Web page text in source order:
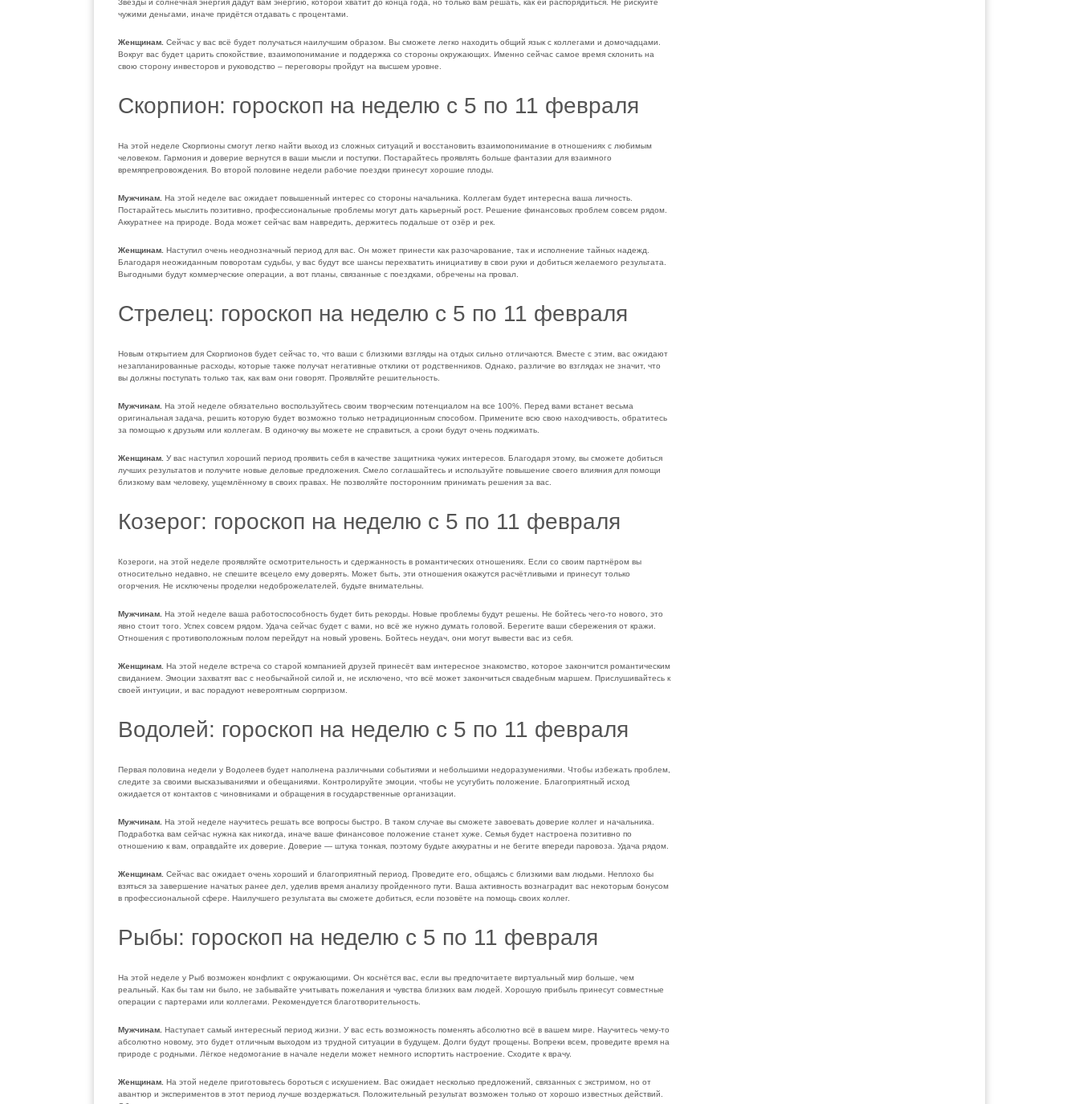
Звёзды и солнечная энергия дадут вам энергию, которой хватит до конца года, но только вам решать, как ей распорядиться. Не рискуйте
чужими деньгами, иначе придётся отдавать с процентами.
Женщинам. Сейчас у вас всё будет получаться наилучшим образом. Вы сможете легко находить общий язык с коллегами и домочадцами.
Вокруг вас будет царить спокойствие, взаимопонимание и поддержка со стороны окружающих. Именно сейчас самое время склонить на
свою сторону инвесторов и руководство – переговоры пройдут на высшем уровне.
Скорпион: гороскоп на неделю с 5 по 11 февраля
На этой неделе Скорпионы смогут легко найти выход из сложных ситуаций и восстановить взаимопонимание в отношениях с любимым
человеком. Гармония и доверие вернутся в ваши мысли и поступки. Постарайтесь проявлять больше фантазии для взаимного
времяпрепровождения. Во второй половине недели рабочие поездки принесут хорошие плоды.
Мужчинам. На этой неделе вас ожидает повышенный интерес со стороны начальника. Коллегам будет интересна ваша личность.
Постарайтесь мыслить позитивно, профессиональные проблемы могут дать карьерный рост. Решение финансовых проблем совсем рядом.
Аккуратнее на природе. Вода может сейчас вам навредить, держитесь подальше от озёр и рек.
Женщинам. Наступил очень неоднозначный период для вас. Он может принести как разочарование, так и исполнение тайных надежд.
Благодаря неожиданным поворотам судьбы, у вас будут все шансы перехватить инициативу в свои руки и добиться желаемого результата.
Выгодными будут коммерческие операции, а вот планы, связанные с поездками, обречены на провал.
Стрелец: гороскоп на неделю с 5 по 11 февраля
Новым открытием для Скорпионов будет сейчас то, что ваши с близкими взгляды на отдых сильно отличаются. Вместе с этим, вас ожидают
незапланированные расходы, которые также получат негативные отклики от родственников. Однако, различие во взглядах не значит, что
вы должны поступать только так, как вам они говорят. Проявляйте решительность.
Мужчинам. На этой неделе обязательно воспользуйтесь своим творческим потенциалом на все 100%. Перед вами встанет весьма
оригинальная задача, решить которую будет возможно только нетрадиционным способом. Примените всю свою находчивость, обратитесь
за помощью к друзьям или коллегам. В одиночку вы можете не справиться, а сроки будут очень поджимать.
Женщинам. У вас наступил хороший период проявить себя в качестве защитника чужих интересов. Благодаря этому, вы сможете добиться
лучших результатов и получите новые деловые предложения. Смело соглашайтесь и используйте повышение своего влияния для помощи
близкому вам человеку, ущемлённому в своих правах. Не позволяйте посторонним принимать решения за вас.
Козерог: гороскоп на неделю с 5 по 11 февраля
Козероги, на этой неделе проявляйте осмотрительность и сдержанность в романтических отношениях. Если со своим партнёром вы
относительно недавно, не спешите всецело ему доверять. Может быть, эти отношения окажутся расчётливыми и принесут только
огорчения. Не исключены проделки недоброжелателей, будьте внимательны.
Мужчинам. На этой неделе ваша работоспособность будет бить рекорды. Новые проблемы будут решены. Не бойтесь чего-то нового, это
явно стоит того. Успех совсем рядом. Удача сейчас будет с вами, но всё же нужно думать головой. Берегите ваши сбережения от кражи.
Отношения с противоположным полом перейдут на новый уровень. Бойтесь неудач, они могут вывести вас из себя.
Женщинам. На этой неделе встреча со старой компанией друзей принесёт вам интересное знакомство, которое закончится романтическим
свиданием. Эмоции захватят вас с необычайной силой и, не исключено, что всё может закончиться свадебным маршем. Прислушивайтесь к
своей интуиции, и вас порадуют невероятным сюрпризом.
Водолей: гороскоп на неделю с 5 по 11 февраля
Первая половина недели у Водолеев будет наполнена различными событиями и небольшими недоразумениями. Чтобы избежать проблем,
следите за своими высказываниями и обещаниями. Контролируйте эмоции, чтобы не усугубить положение. Благоприятный исход
ожидается от контактов с чиновниками и обращения в государственные организации.
Мужчинам. На этой неделе научитесь решать все вопросы быстро. В таком случае вы сможете завоевать доверие коллег и начальника.
Подработка вам сейчас нужна как никогда, иначе ваше финансовое положение станет хуже. Семья будет настроена позитивно по
отношению к вам, оправдайте их доверие. Доверие — штука тонкая, поэтому будьте аккуратны и не бегите впереди паровоза. Удача рядом.
Женщинам. Сейчас вас ожидает очень хороший и благоприятный период. Проведите его, общаясь с близкими вам людьми. Неплохо бы
взяться за завершение начатых ранее дел, уделив время анализу пройденного пути. Ваша активность вознаградит вас некоторым бонусом
в профессиональной сфере. Наилучшего результата вы сможете добиться, если позовёте на помощь своих коллег.
Рыбы: гороскоп на неделю с 5 по 11 февраля
На этой неделе у Рыб возможен конфликт с окружающими. Он коснётся вас, если вы предпочитаете виртуальный мир больше, чем
реальный. Как бы там ни было, не забывайте учитывать пожелания и чувства близких вам людей. Хорошую прибыль принесут совместные
операции с партерами или коллегами. Рекомендуется благотворительность.
Мужчинам. Наступает самый интересный период жизни. У вас есть возможность поменять абсолютно всё в вашем мире. Научитесь чему-то
абсолютно новому, это будет отличным выходом из трудной ситуации в будущем. Долги будут прощены. Вопреки всем, проведите время на
природе с родными. Лёгкое недомогание в начале недели может немного испортить настроение. Сходите к врачу.
Женщинам. На этой неделе приготовьтесь бороться с искушением. Вас ожидает несколько предложений, связанных с экстримом, но от
авантюр и экспериментов в этот период лучше воздержаться. Положительный результат возможен только от хорошо известных действий.